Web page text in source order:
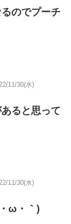
のでプーチ
11/30(水)
ると思って
11/30(水)
ω・｀)